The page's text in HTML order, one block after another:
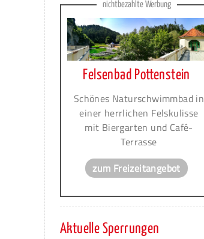
nichtbezahlte Werbung
Felsenbad Pottenstein
Schönes Naturschwimmbad in
einer herrlichen Felskulisse
mit Biergarten und Café-
Terrasse
zum Freizeitangebot
Aktuelle Sperrungen